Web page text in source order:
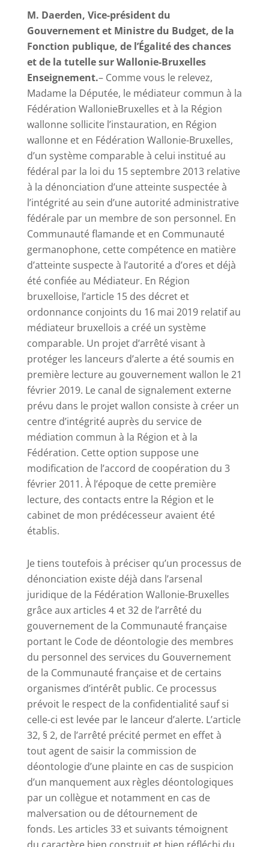
M. Daerden, Vice-président du
Gouvernement et Ministre du Budget, de la
Fonction publique, de l’Égalité des chances
et de la tutelle sur Wallonie-Bruxelles
Enseignement.– Comme vous le relevez,
Madame la Députée, le médiateur commun à la
Fédération WallonieBruxelles et à la Région
wallonne sollicite l’instauration, en Région
wallonne et en Fédération Wallonie-Bruxelles,
d’un système comparable à celui institué au
fédéral par la loi du 15 septembre 2013 relative
à la dénonciation d’une atteinte suspectée à
l’intégrité au sein d’une autorité administrative
fédérale par un membre de son personnel. En
Communauté flamande et en Communauté
germanophone, cette compétence en matière
d’atteinte suspecte à l’autorité a d’ores et déjà
été confiée au Médiateur. En Région
bruxelloise, l’article 15 des décret et
ordonnance conjoints du 16 mai 2019 relatif au
médiateur bruxellois a créé un système
comparable. Un projet d’arrêté visant à
protéger les lanceurs d’alerte a été soumis en
première lecture au gouvernement wallon le 21
février 2019. Le canal de signalement externe
prévu dans le projet wallon consiste à créer un
centre d’intégrité auprès du service de
médiation commun à la Région et à la
Fédération. Cette option suppose une
modification de l’accord de coopération du 3
février 2011. À l’époque de cette première
lecture, des contacts entre la Région et le
cabinet de mon prédécesseur avaient été
établis.
Je tiens toutefois à préciser qu’un processus de
dénonciation existe déjà dans l’arsenal
juridique de la Fédération Wallonie-Bruxelles
grâce aux articles 4 et 32 de l’arrêté du
gouvernement de la Communauté française
portant le Code de déontologie des membres
du personnel des services du Gouvernement
de la Communauté française et de certains
organismes d’intérêt public. Ce processus
prévoit le respect de la confidentialité sauf si
celle-ci est levée par le lanceur d’alerte. L’article
32, § 2, de l’arrêté précité permet en effet à
tout agent de saisir la commission de
déontologie d’une plainte en cas de suspicion
d’un manquement aux règles déontologiques
par un collègue et notamment en cas de
malversation ou de détournement de
fonds. Les articles 33 et suivants témoignent